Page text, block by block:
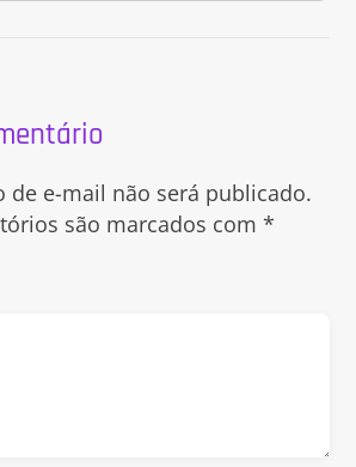
de e-mail não será publicado.
são marcados com*